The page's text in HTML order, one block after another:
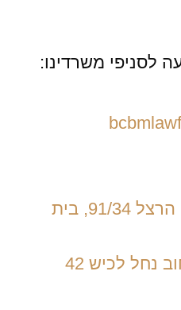
לסניפי משרדינו:
הרצל 91/34, בית
רחוב נחל לכיש 42